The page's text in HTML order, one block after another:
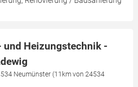
und Heizungstechnik -
Neumünster (11km von 24534